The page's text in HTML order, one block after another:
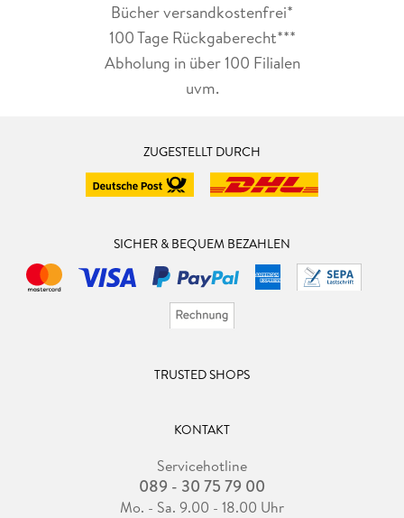
Bücher versandkostenfrei*
100 Tage Rückgaberecht***
Abholung in über 100 Filialen
uvm.
ZUGESTELLT DURCH
SICHER & BEQUEM BEZAHLEN
TRUSTED SHOPS
KONTAKT
Servicehotline
089 - 30 75 79 00
Mo. - Sa. 9.00 - 18.00 Uhr